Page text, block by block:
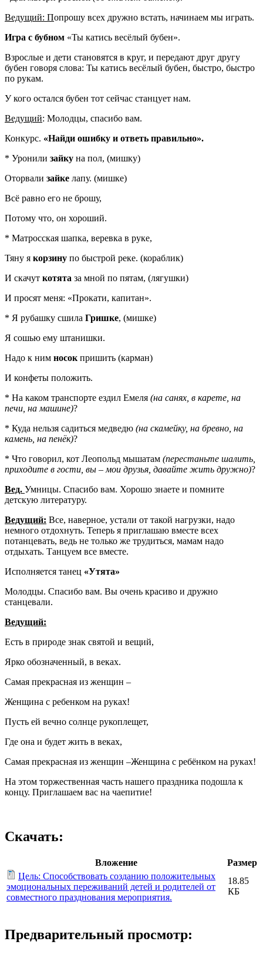
Ведущий: Попрошу всех дружно встать, начинаем мы играть.
Игра с бубном «Ты катись весёлый бубен».
Взрослые и дети становятся в круг, и передают друг другу
бубен говоря слова: Ты катись весёлый бубен, быстро, быстро
по рукам.
У кого остался бубен тот сейчас станцует нам.
Ведущий: Молодцы, спасибо вам.
Конкурс. «Найди ошибку и ответь правильно».
* Уронили зайку на пол, (мишку)
Оторвали зайке лапу. (мишке)
Всё равно его не брошу,
Потому что, он хороший.
* Матросская шапка, веревка в руке,
Тяну я корзину по быстрой реке. (кораблик)
И скачут котята за мной по пятам, (лягушки)
И просят меня: «Прокати, капитан».
* Я рубашку сшила Гришке, (мишке)
Я сошью ему штанишки.
Надо к ним носок пришить (карман)
И конфеты положить.
* На каком транспорте ездил Емеля (на санях, в карете, на
печи, на машине)?
* Куда нельзя садиться медведю (на скамейку, на бревно, на
камень, на пенёк)?
* Что говорил, кот Леопольд мышатам (перестаньте шалить,
приходите в гости, вы – мои друзья, давайте жить дружно)?
Вед. Умницы. Спасибо вам. Хорошо знаете и помните
детскую литературу.
Ведущий: Все, наверное, устали от такой нагрузки, надо
немного отдохнуть. Теперь я приглашаю вместе всех
потанцевать, ведь не только же трудиться, мамам надо
отдыхать. Танцуем все вместе.
Исполняется танец «Утята»
Молодцы. Спасибо вам. Вы очень красиво и дружно
станцевали.
Ведущий:
Есть в природе знак святой и вещий,
Ярко обозначенный, в веках.
Самая прекрасная из женщин –
Женщина с ребенком на руках!
Пусть ей вечно солнце рукоплещет,
Где она и будет жить в веках,
Самая прекрасная из женщин –Женщина с ребёнком на руках!
На этом торжественная часть нашего праздника подошла к
концу. Приглашаем вас на чаепитие!
Скачать:
Вложение
Размер
Цель: Способствовать созданию положительных
эмоциональных переживаний детей и родителей от
совместного празднования мероприятия.
18.85
КБ
Предварительный просмотр: